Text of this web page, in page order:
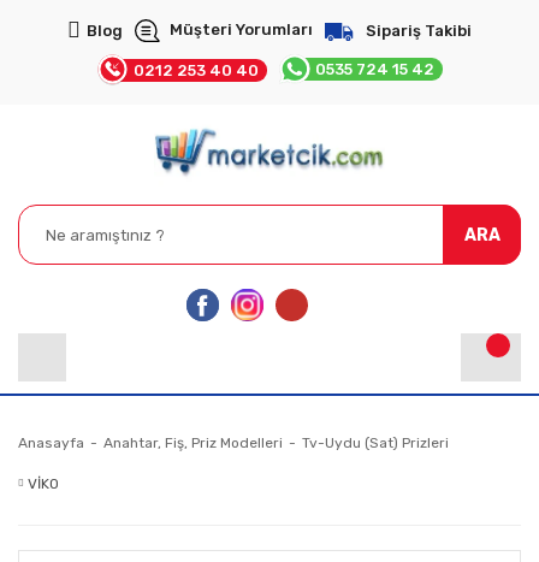
Blog Müşteri Yorumları Sipariş Takibi
0212 253 40 40 0535 724 15 42
ARA
Anasayfa Anahtar, Fiş, Priz Modelleri Tv-Uydu (Sat) Prizleri
VİKO